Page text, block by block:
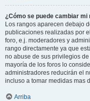
¿Cómo se puede cambiar mi
Los rangos aparecen debajo
publicaciones realizadas por
foro, e.j. moderadores y
rango directamente ya que
no abuse de sus privilegios
mayoría de los foros lo
administradores reducirán el
incluso a tomar medidas mas
Arriba